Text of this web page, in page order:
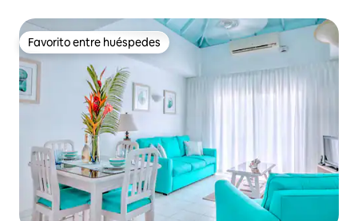
Favorito entre huéspedes
Favorito entre huéspedes